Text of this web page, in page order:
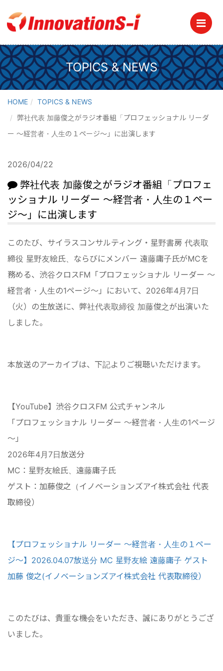
TOPICS & NEWS
HOME
TOPICS & NEWS
弊社代表 加藤俊之がラジオ番組「プロフェッショナル リーダ
ー ～経営者・人生の１ページ～」に出演します
2026/04/22
弊社代表 加藤俊之がラジオ番組「プロフェ
ッショナル リーダー ～経営者・人生の１ペー
ジ～」に出演します
このたび、サイラスコンサルティング・星野書房 代表取
締役 星野友絵氏、ならびにメンバー 遠藤庸子氏がMCを
務める、渋谷クロスFM「プロフェッショナル リーダー ～
経営者・人生の1ページ～」において、2026年4月7日
（火）の生放送に、弊社代表取締役 加藤俊之が出演いた
しました。
本放送のアーカイブは、下記よりご視聴いただけます。
【YouTube】渋谷クロスFM 公式チャンネル
「プロフェッショナル リーダー ～経営者・人生の1ページ
～」
2026年4月7日放送分
MC：星野友絵氏、遠藤庸子氏
ゲスト：加藤俊之（イノベーションズアイ株式会社 代表
取締役）
【プロフェッショナル リーダー ～経営者・人生の１ペー
ジ～】2026.04.07放送分 MC 星野友絵 遠藤庸子 ゲスト
加藤 俊之(イノベーションズアイ株式会社 代表取締役）
このたびは、貴重な機会をいただき、誠にありがとうござ
いました。